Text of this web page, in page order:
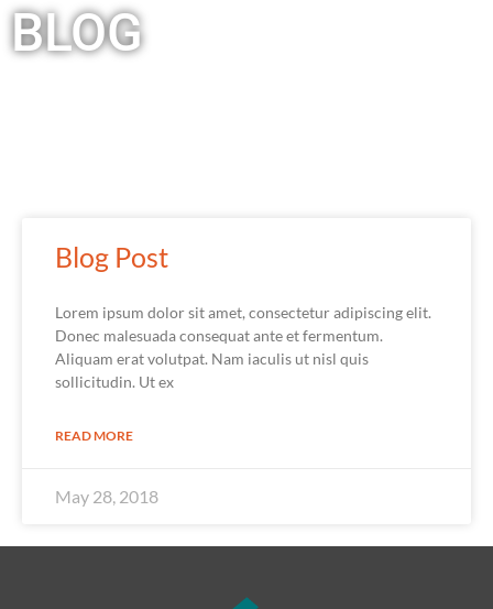
BLOG
Blog Post
Lorem ipsum dolor sit amet, consectetur adipiscing elit.
Donec malesuada consequat ante et fermentum.
Aliquam erat volutpat. Nam iaculis ut nisl quis
sollicitudin. Ut ex
READ MORE
May 28, 2018